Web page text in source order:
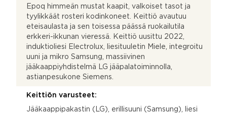
Epoq himmeän mustat kaapit, valkoiset tasot ja
tyylikkäät rosteri kodinkoneet. Keittiö avautuu
eteisaulasta ja sen toisessa päässä ruokailutila
erkkeri-ikkunan vieressä. Keittiö uusittu 2022,
induktioliesi Electrolux, liesituuletin Miele, integroitu
uuni ja mikro Samsung, massiivinen
jääkaappiyhdistelmä LG jääpalatoiminnolla,
astianpesukone Siemens.
Keittiön varusteet:
Jääkaappipakastin (LG), erillisuuni (Samsung), liesi